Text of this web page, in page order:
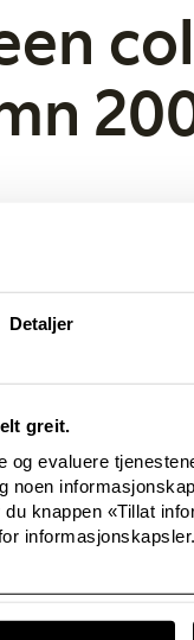
Detaljer
greit.
evaluere
knappen «Tillat
en fantastisk
er hentet fra
detaljer som
herlige
truser i
The
i satengbånd.